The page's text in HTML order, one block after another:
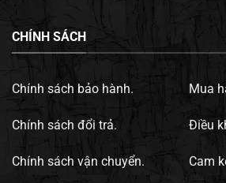
CHÍNH SÁCH
Chính sách bảo hành.
Chính sách đổi trả.
Chính sách vận chuyển.
Mua
Điều
Cam